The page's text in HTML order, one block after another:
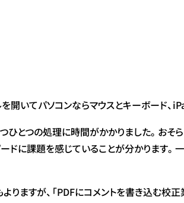
いてパソコンならマウスとキーボード
とつの処理に時間がかかりました。おそ
ドに課題を感じていることが分かりま
りますが、「PDFにコメントを書き込む